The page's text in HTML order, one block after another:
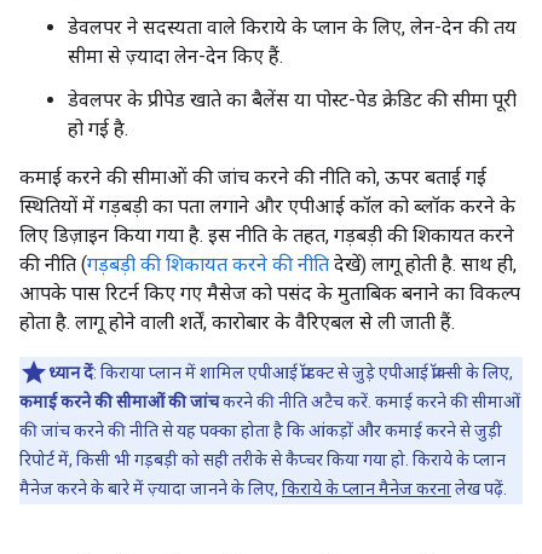
डेवलपर ने सदस्यता वाले किराये के प्लान के लिए, लेन-देन की तय
सीमा से ज़्यादा लेन-देन किए हैं.
डेवलपर के प्रीपेड खाते का बैलेंस या पोस्ट-पेड क्रेडिट की सीमा पूरी
हो गई है.
कमाई करने की सीमाओं की जांच करने की नीति को, ऊपर बताई गई
स्थितियों में गड़बड़ी का पता लगाने और एपीआई कॉल को ब्लॉक करने के
लिए डिज़ाइन किया गया है. इस नीति के तहत, गड़बड़ी की शिकायत करने
की नीति (गड़बड़ी की शिकायत करने की नीति देखें) लागू होती है. साथ ही,
आपके पास रिटर्न किए गए मैसेज को पसंद के मुताबिक बनाने का विकल्प
होता है. लागू होने वाली शर्तें, कारोबार के वैरिएबल से ली जाती हैं.
ध्यान दें: किराया प्लान में शामिल एपीआई प्रॉडक्ट से जुड़े एपीआई प्रॉक्सी के लिए,
कमाई करने की सीमाओं की जांचकरने की नीति अटैच करें. कमाई करने की सीमाओं
की जांच करने की नीति से यह पक्का होता है कि आंकड़ों और कमाई करने से जुड़ी
रिपोर्ट में, किसी भी गड़बड़ी को सही तरीके से कैप्चर किया गया हो. किराये के प्लान
मैनेज करने के बारे में ज़्यादा जानने के लिए, किराये के प्लान मैनेज करनालेख पढ़ें.